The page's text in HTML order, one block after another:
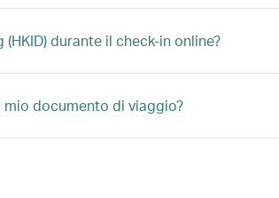
durante il check-in online?
documento di viaggio?